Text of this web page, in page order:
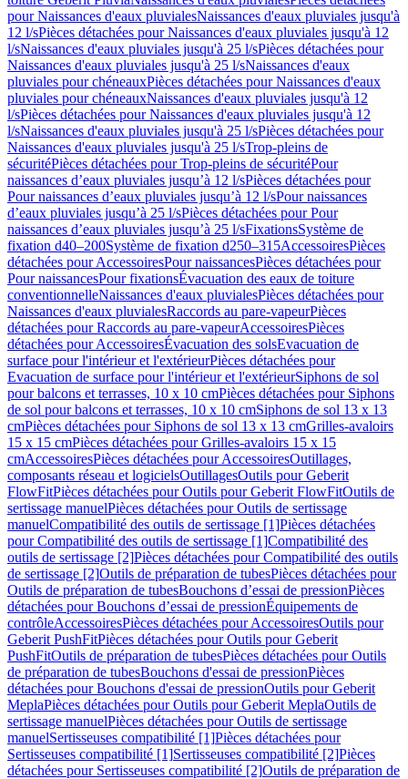
pour Naissances d'eaux pluvialesNaissances d'eaux pluviales jusqu'à
12 l/sPièces détachées pour Naissances d'eaux pluviales jusqu'à 12
l/sNaissances d'eaux pluviales jusqu'à 25 l/sPièces détachées pour
Naissances d'eaux pluviales jusqu'à 25 l/sNaissances d'eaux
pluviales pour chéneauxPièces détachées pour Naissances d'eaux
pluviales pour chéneauxNaissances d'eaux pluviales jusqu'à 12
l/sPièces détachées pour Naissances d'eaux pluviales jusqu'à 12
l/sNaissances d'eaux pluviales jusqu'à 25 l/sPièces détachées pour
Naissances d'eaux pluviales jusqu'à 25 l/sTrop-pleins de
sécuritéPièces détachées pour Trop-pleins de sécuritéPour
naissances d’eaux pluviales jusqu’à 12 l/sPièces détachées pour
Pour naissances d’eaux pluviales jusqu’à 12 l/sPour naissances
d’eaux pluviales jusqu’à 25 l/sPièces détachées pour Pour
naissances d’eaux pluviales jusqu’à 25 l/sFixationsSystème de
fixation d40–200Système de fixation d250–315AccessoiresPièces
détachées pour AccessoiresPour naissancesPièces détachées pour
Pour naissancesPour fixationsÉvacuation des eaux de toiture
conventionnelleNaissances d'eaux pluvialesPièces détachées pour
Naissances d'eaux pluvialesRaccords au pare-vapeurPièces
détachées pour Raccords au pare-vapeurAccessoiresPièces
détachées pour AccessoiresÉvacuation des solsEvacuation de
surface pour l'intérieur et l'extérieurPièces détachées pour
Evacuation de surface pour l'intérieur et l'extérieurSiphons de sol
pour balcons et terrasses, 10 x 10 cmPièces détachées pour Siphons
de sol pour balcons et terrasses, 10 x 10 cmSiphons de sol 13 x 13
cmPièces détachées pour Siphons de sol 13 x 13 cmGrilles-avaloirs
15 x 15 cmPièces détachées pour Grilles-avaloirs 15 x 15
cmAccessoiresPièces détachées pour AccessoiresOutillages,
composants réseau et logicielsOutillagesOutils pour Geberit
FlowFitPièces détachées pour Outils pour Geberit FlowFitOutils de
sertissage manuelPièces détachées pour Outils de sertissage
manuelCompatibilité des outils de sertissage [1]Pièces détachées
pour Compatibilité des outils de sertissage [1]Compatibilité des
outils de sertissage [2]Pièces détachées pour Compatibilité des outils
de sertissage [2]Outils de préparation de tubesPièces détachées pour
Outils de préparation de tubesBouchons d’essai de pressionPièces
détachées pour Bouchons d’essai de pressionÉquipements de
contrôleAccessoiresPièces détachées pour AccessoiresOutils pour
Geberit PushFitPièces détachées pour Outils pour Geberit
PushFitOutils de préparation de tubesPièces détachées pour Outils
de préparation de tubesBouchons d'essai de pressionPièces
détachées pour Bouchons d'essai de pressionOutils pour Geberit
MeplaPièces détachées pour Outils pour Geberit MeplaOutils de
sertissage manuelPièces détachées pour Outils de sertissage
manuelSertisseuses compatibilité [1]Pièces détachées pour
Sertisseuses compatibilité [1]Sertisseuses compatibilité [2]Pièces
détachées pour Sertisseuses compatibilité [2]Outils de préparation de